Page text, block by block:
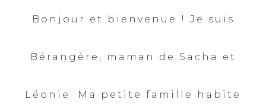
Bonjour et bienvenue ! Je suis
Bérangère, maman de Sacha et
Léonie. Ma petite famille habite